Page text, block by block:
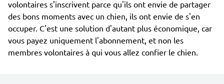
volontaires s'inscrivent parce qu'ils ont envie de partager
des bons moments avec un chien, ils ont envie de s'en
occuper. C'est une solution d'autant plus économique, car
vous payez uniquement l'abonnement, et non les
membres volontaires à qui vous allez confier le chien.